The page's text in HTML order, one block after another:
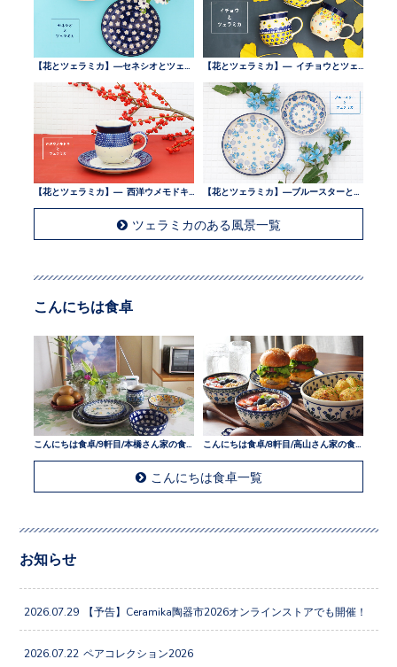
ツェラミカのある風景一覧
こんにちは食卓
こんにちは食卓/9軒目/本橋さん家の食卓
こんにちは食卓一覧
お知らせ
2026.07.29 【予告】Ceramika陶器市2026オンラインストアでも開催！
2026.07.22 ペアコレクション2026